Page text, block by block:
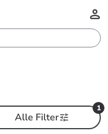
1
Alle Filter